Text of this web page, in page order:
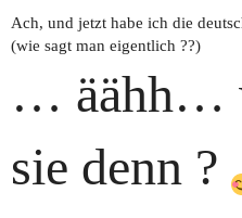
Ach, und jetzt habe ich die
(wie sagt man eigentlich ??)
… äähh…
sie denn ?